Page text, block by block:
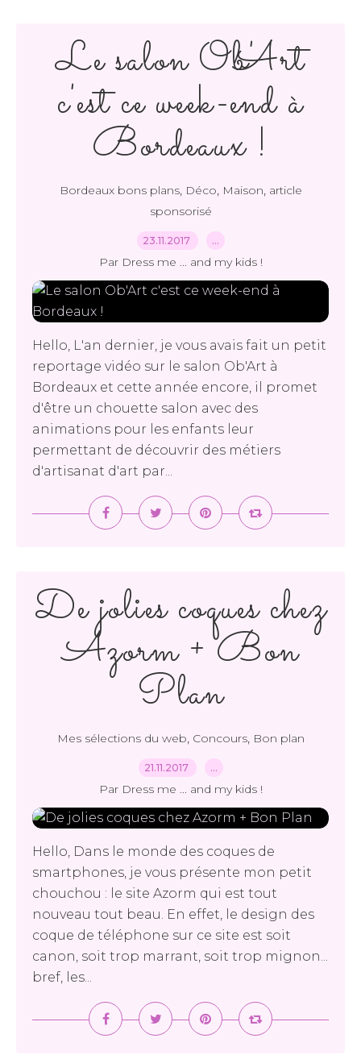
Le salon Ob'Art
c'est ce week-end à
Bordeaux !
Bordeaux bons plans, Déco, Maison, article
sponsorisé
23.11.2017 …
Par Dress me ... and my kids !
Hello, L'an dernier, je vous avais fait un petit
reportage vidéo sur le salon Ob'Art à
Bordeaux et cette année encore, il promet
d'être un chouette salon avec des
animations pour les enfants leur
permettant de découvrir des métiers
d'artisanat d'art par...
De jolies coques chez
Azorm + Bon
Plan
Mes sélections du web, Concours, Bon plan
21.11.2017 …
Par Dress me ... and my kids !
Hello, Dans le monde des coques de
smartphones, je vous présente mon petit
chouchou : le site Azorm qui est tout
nouveau tout beau. En effet, le design des
coque de téléphone sur ce site est soit
canon, soit trop marrant, soit trop mignon...
bref, les...